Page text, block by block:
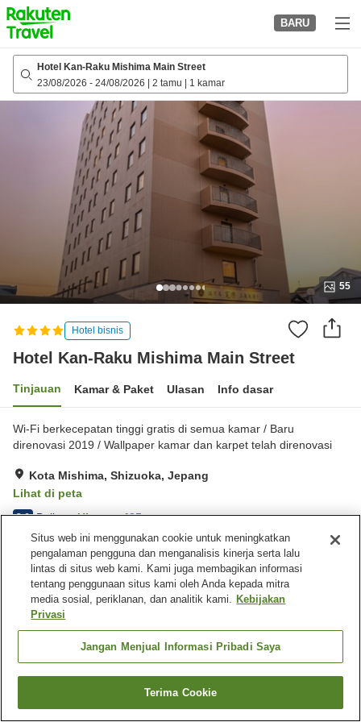
to
top
page
BARU
Hotel Kan-Raku Mishima Main Street
23/08/2026 - 24/08/2026 2 tamu 1 kamar
55
Hotel bisnis
Hotel Kan-Raku Mishima Main Street
Tinjauan Kamar & Paket Ulasan Info dasar
Wi-Fi berkecepatan tinggi gratis di semua kamar / Baru
direnovasi 2019 / Wallpaper kamar dan karpet telah direnovasi
Kota Mishima, Shizuoka, Jepang
Lihat di peta
3.6 Baik Ulasan:435
Fasilitas properti
Tempat parkir
Spa / Salon kecantikan
Restoran
Mesin penjual otomatis
Jepang Shizuoka
Kota Mishima
Hotel Kan-Raku Mishima Main Street
Cari kamar
Situs web ini menggunakan cookie untuk meningkatkan
pengalaman pengguna dan menganalisis kinerja serta lalu
lintas di situs web kami. Kami juga membagikan informasi
tentang penggunaan situs kami oleh Anda kepada mitra
media sosial, periklanan, dan analitik kami. Kebijakan
Privasi
Jangan Menjual Informasi Pribadi Saya
Terima Cookie